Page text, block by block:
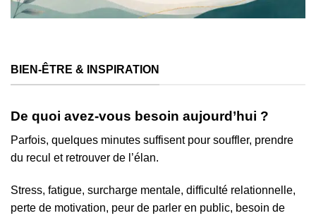
BIEN-ÊTRE & INSPIRATION
De quoi avez-vous besoin aujourd’hui ?
Parfois, quelques minutes suffisent pour souffler, prendre
du recul et retrouver de l’élan.
Stress, fatigue, surcharge mentale, difficulté relationnelle,
perte de motivation, peur de parler en public, besoin de